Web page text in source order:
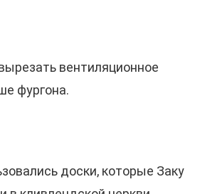
вентиляционное
фургона.
доски, которые Заку